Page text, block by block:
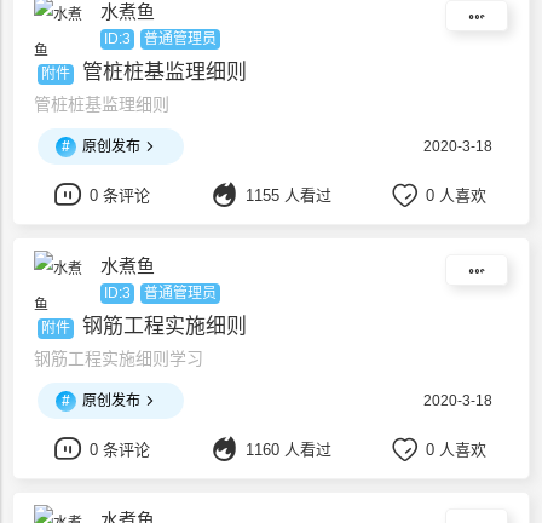
水煮鱼
ID:3 普通管理员
附件 管桩桩基监理细则
管桩桩基监理细则
# 原创发布 2020-3-18
0 条评论 1155 人看过 0 人喜欢
水煮鱼
ID:3 普通管理员
附件 钢筋工程实施细则
钢筋工程实施细则学习
# 原创发布 2020-3-18
0 条评论 1160 人看过 0 人喜欢